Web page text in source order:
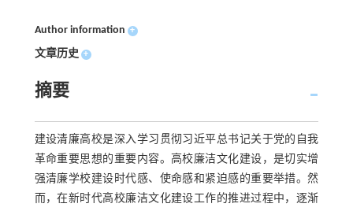
Author information +
文章历史 +
摘要
建设清廉高校是深入学习贯彻习近平总书记关于党的自我
革命重要思想的重要内容。高校廉洁文化建设，是切实增
强清廉学校建设时代感、使命感和紧迫感的重要举措。然
而，在新时代高校廉洁文化建设工作的推进过程中，逐渐